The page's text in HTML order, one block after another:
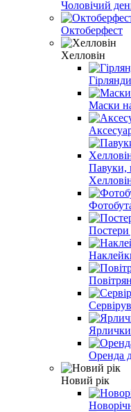
Чоловічий
Октоберфест
Хелловін
Маски
Павуки,
Постери
Оренда
Новий рік